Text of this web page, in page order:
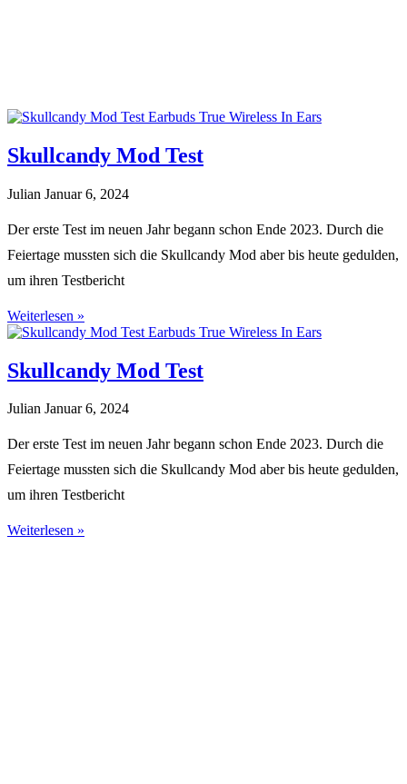
Skullcandy Mod Test
Julian Januar 6, 2024
Der erste Test im neuen Jahr begann schon Ende 2023. Durch die
Feiertage mussten sich die Skullcandy Mod aber bis heute gedulden,
um ihren Testbericht
Weiterlesen »
Skullcandy Mod Test
Julian Januar 6, 2024
Der erste Test im neuen Jahr begann schon Ende 2023. Durch die
Feiertage mussten sich die Skullcandy Mod aber bis heute gedulden,
um ihren Testbericht
Weiterlesen »